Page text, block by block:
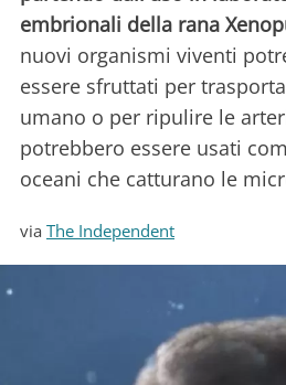
embrionali della rana
nuovi organismi viventi
essere sfruttati per
umano o per ripulire le
potrebbero essere usati
oceani che catturano le
via The Independent